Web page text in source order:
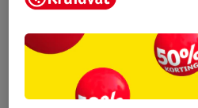
Profitez-en